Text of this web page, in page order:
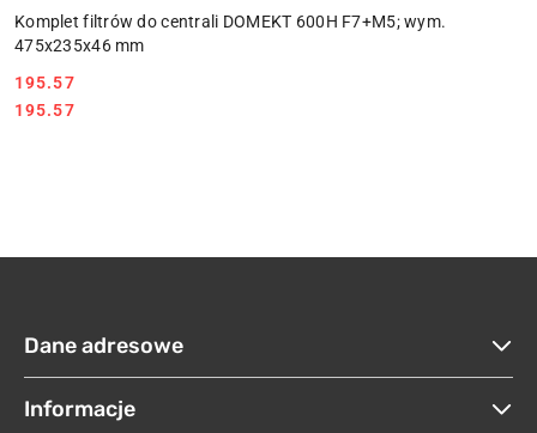
Komplet filtrów do centrali DOMEKT 600H F7+M5; wym.
475x235x46 mm
Cena:
195.57
Cena:
195.57
Dane adresowe
Informacje